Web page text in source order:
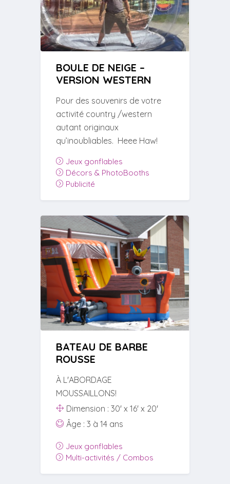
BOULE DE NEIGE –
VERSION WESTERN
Pour des souvenirs de votre
activité country /western
autant originaux
qu’inoubliables. Heee Haw!
Jeux gonflables
Décors & PhotoBooths
Publicité
BATEAU DE BARBE
ROUSSE
À L'ABORDAGE
MOUSSAILLONS!
Dimension : 30' x 16' x 20'
Âge : 3 à 14 ans
Jeux gonflables
Multi-activités / Combos